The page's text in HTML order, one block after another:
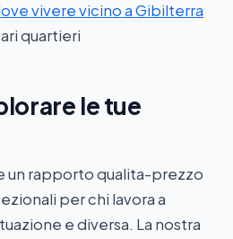
vivere vicino a Gibilterra
quartieri
le tue
un rapporto qualita-prezzo
per chi lavora a
e diversa. La nostra